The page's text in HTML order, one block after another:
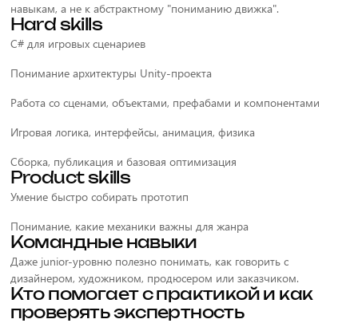
навыкам, а не к абстрактному "пониманию движка".
Hard skills
C# для игровых сценариев
Понимание архитектуры Unity-проекта
Работа со сценами, объектами, префабами и компонентами
Игровая логика, интерфейсы, анимация, физика
Сборка, публикация и базовая оптимизация
Product skills
Умение быстро собирать прототип
Понимание, какие механики важны для жанра
Командные навыки
Даже junior-уровню полезно понимать, как говорить с
дизайнером, художником, продюсером или заказчиком.
Кто помогает с практикой и как
проверять экспертность